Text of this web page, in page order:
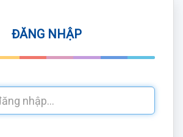
ĐĂNG NHẬP